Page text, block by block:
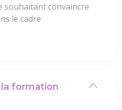
souhaitant convaincre
le cadre
formation